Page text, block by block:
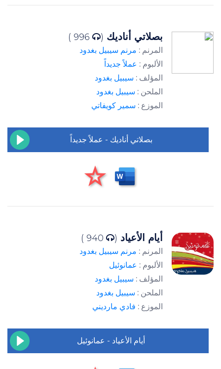
بصلاتي أناديك (
المرنم : مرنم سيبيل بغدود
الألبوم : عملاً جديداً
المؤلف : سيبيل بغدود
الملحن : سيبيل بغدود
الموزع : سمير كويفاتي
بصلاتي أناديك - عملاً جديداً
أيام الأعياد (
المرنم : مرنم سيبيل بغدود
الألبوم : عمانوئيل
المؤلف : سيبيل بغدود
الملحن : سيبيل بغدود
الموزع : فادي مارديني
أيام الأعياد - عمانوئيل